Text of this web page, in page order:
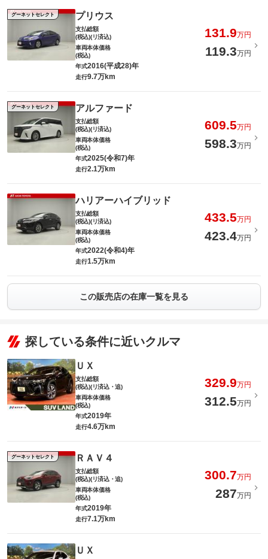
グーネットセレクト プリウス
支払総額
(税込)(リ済込)
131.9万円
車両本体価格
(税込)
119.3万円
年式2016(平成28)年
走行9.7万km
グーネットセレクト アルファード
支払総額
(税込)(リ済込)
609.5万円
車両本体価格
(税込)
598.3万円
年式2025(令和7)年
走行2.1万km
ハリアーハイブリッド
支払総額
(税込)(リ済込)
433.5万円
車両本体価格
(税込)
423.4万円
年式2022(令和4)年
走行1.5万km
この販売店の在庫一覧を見る
探している条件に近いクルマ
ＵＸ
支払総額
(税込)(リ済込・追)
329.9万円
車両本体価格
(税込)
312.5万円
年式2019年
走行4.6万km
グーネットセレクト ＲＡＶ４
支払総額
(税込)(リ済込・追)
300.7万円
車両本体価格
(税込)
287万円
年式2019年
走行7.1万km
ＵＸ